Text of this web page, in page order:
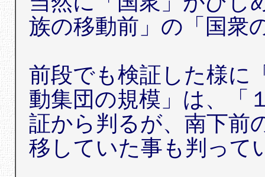
族の移動前」の「国衆
前段でも検証した様に
動集団の規模」は、「
証から判るが、南下前
移していた事も判って